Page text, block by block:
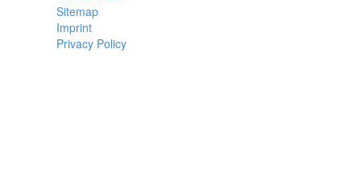
Sitemap
Imprint
Privacy Policy